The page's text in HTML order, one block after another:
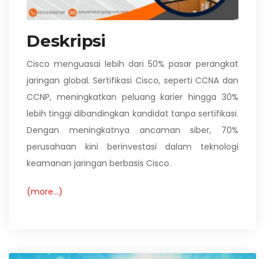
Deskripsi
Cisco menguasai lebih dari 50% pasar perangkat
jaringan global. Sertifikasi Cisco, seperti CCNA dan
CCNP, meningkatkan peluang karier hingga 30%
lebih tinggi dibandingkan kandidat tanpa sertifikasi.
Dengan meningkatnya ancaman siber, 70%
perusahaan kini berinvestasi dalam teknologi
keamanan jaringan berbasis Cisco.
(more…)